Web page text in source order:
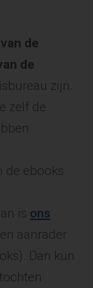
de
de
zijn.
zelf de
de ebooks
is ons
aanrader
Dan kun